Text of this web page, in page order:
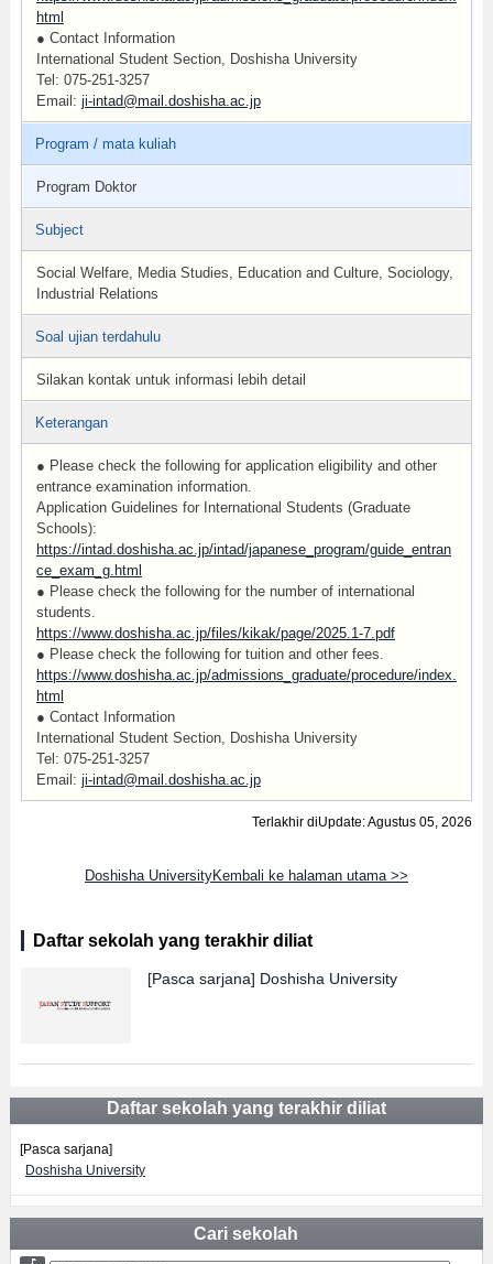
html
● Contact Information
International Student Section, Doshisha University
Tel: 075-251-3257
Email: ji-intad@mail.doshisha.ac.jp
Program / mata kuliah
Program Doktor
Subject
Social Welfare, Media Studies, Education and Culture, Sociology,
Industrial Relations
Soal ujian terdahulu
Silakan kontak untuk informasi lebih detail
Keterangan
● Please check the following for application eligibility and other
entrance examination information.
Application Guidelines for International Students (Graduate
Schools):
https://intad.doshisha.ac.jp/intad/japanese_program/guide_entran
ce_exam_g.html
● Please check the following for the number of international
students.
https://www.doshisha.ac.jp/files/kikak/page/2025.1-7.pdf
● Please check the following for tuition and other fees.
https://www.doshisha.ac.jp/admissions_graduate/procedure/index.
html
● Contact Information
International Student Section, Doshisha University
Tel: 075-251-3257
Email: ji-intad@mail.doshisha.ac.jp
Terlakhir diUpdate: Agustus 05, 2026
Doshisha UniversityKembali ke halaman utama >>
Daftar sekolah yang terakhir diliat
[Pasca sarjana] Doshisha University
Daftar sekolah yang terakhir diliat
[Pasca sarjana]
Doshisha University
Cari sekolah